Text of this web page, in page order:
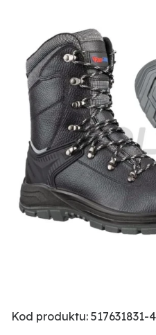
Kod produktu: 517631831-